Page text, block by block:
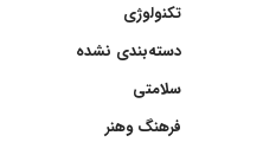
تکنولوژی
دسته‌بندی نشده
سلامتی
فرهنگ وهنر